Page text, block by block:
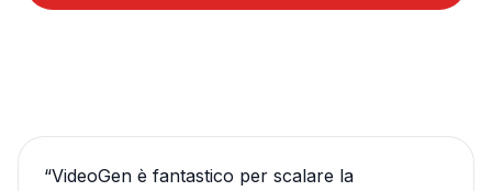
“VideoGen è fantastico per scalare la